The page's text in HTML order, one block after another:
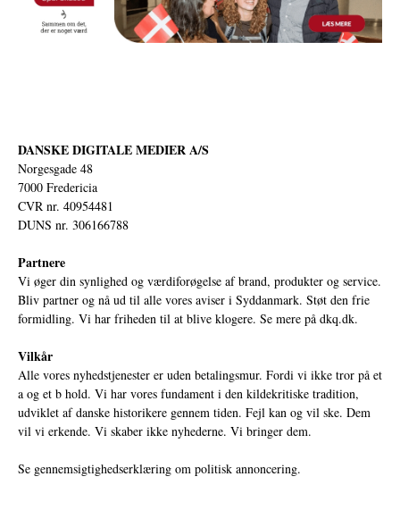
DANSKE DIGITALE MEDIER A/S
Norgesgade 48
7000 Fredericia
CVR nr. 40954481
DUNS nr. 306166788
Partnere
Vi øger din synlighed og værdiforøgelse af brand, produkter og service.
Bliv partner og nå ud til alle vores aviser i Syddanmark. Støt den frie
formidling. Vi har friheden til at blive klogere. Se mere på dkq.dk.
Vilkår
Alle vores nyhedstjenester er uden betalingsmur. Fordi vi ikke tror på et
a og et b hold. Vi har vores fundament i den kildekritiske tradition,
udviklet af danske historikere gennem tiden. Fejl kan og vil ske. Dem
vil vi erkende. Vi skaber ikke nyhederne. Vi bringer dem.
Se gennemsigtighedserklæring om politisk annoncering.